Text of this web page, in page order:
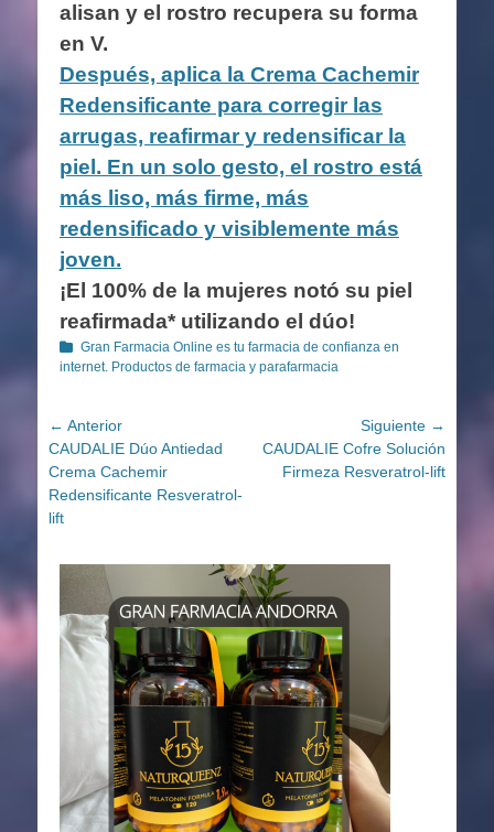
alisan y el rostro recupera su forma
en V.
Después, aplica la Crema Cachemir
Redensificante para corregir las
arrugas, reafirmar y redensificar la
piel. En un solo gesto, el rostro está
más liso, más firme, más
redensificado y visiblemente más
joven.
¡El 100% de la mujeres notó su piel
reafirmada* utilizando el dúo!
Categorías
Gran Farmacia Online es tu farmacia de confianza en
internet. Productos de farmacia y parafarmacia
Navegación
de
entradas
← Anterior
Entrada
anterior:
CAUDALIE Dúo Antiedad
Crema Cachemir
Redensificante Resveratrol-
lift
Siguiente →
Entrada
siguiente:
CAUDALIE Cofre Solución
Firmeza Resveratrol-lift